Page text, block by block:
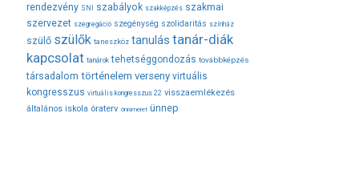
rendezvény SNI szabályok szakképzés szakmai
szervezet szegregáció szegénység szolidaritás színház
szülő szülők taneszköz tanulás tanár-diák
kapcsolat tanárok tehetséggondozás továbbképzés
társadalom történelem verseny virtuális
kongresszus virtuális kongresszus 22 visszaemlékezés
általános iskola óraterv önismeret ünnep